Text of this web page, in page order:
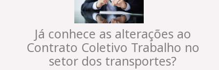
Já conhece as alterações ao
Contrato Coletivo Trabalho no
setor dos transportes?